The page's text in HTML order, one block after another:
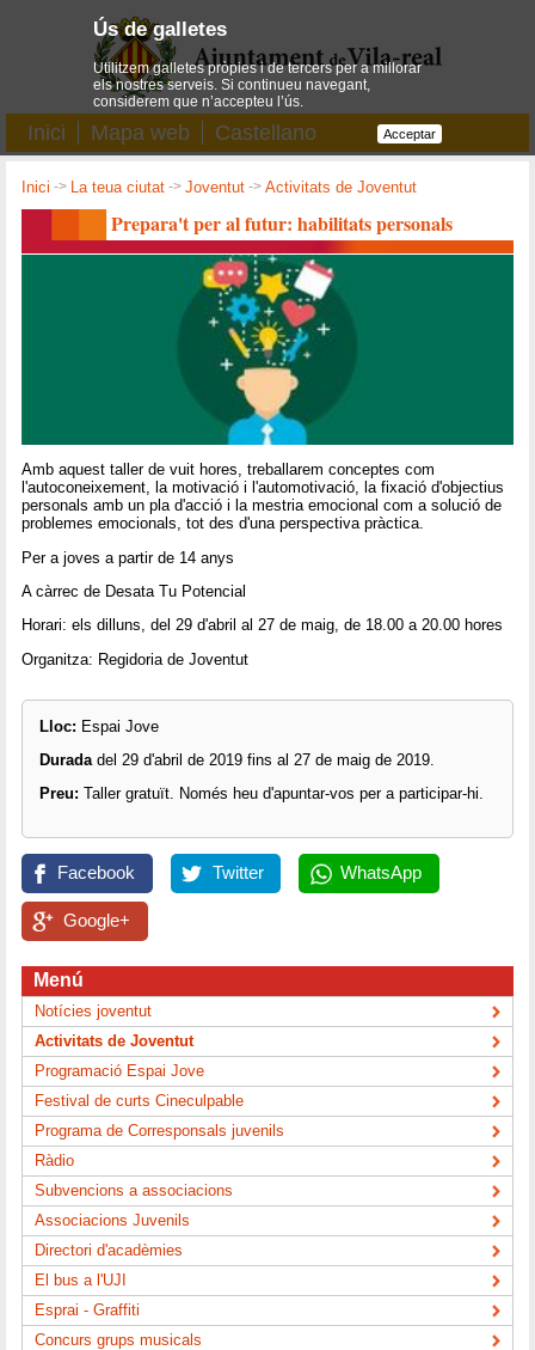
Inici Mapa web Castellano
Inici -> La teua ciutat ->Joventut ->Activitats de Joventut
Prepara't per al futur: habilitats personals
Amb aquest taller de vuit hores, treballarem conceptes com
l'autoconeixement, la motivació i l'automotivació, la fixació d'objectius
personals amb un pla d'acció i la mestria emocional com a solució de
problemes emocionals, tot des d'una perspectiva pràctica.
Per a joves a partir de 14 anys
A càrrec de Desata Tu Potencial
Horari: els dilluns, del 29 d'abril al 27 de maig, de 18.00 a 20.00 hores
Organitza: Regidoria de Joventut
Lloc: Espai Jove
Durada del 29 d'abril de 2019 fins al 27 de maig de 2019.
Preu: Taller gratuït. Només heu d'apuntar-vos per a participar-hi.
Facebook Twitter WhatsApp
Google+
Menú
Notícies joventut
Activitats de Joventut
Programació Espai Jove
Festival de curts Cineculpable
Programa de Corresponsals juvenils
Ràdio
Subvencions a associacions
Associacions Juvenils
Directori d'acadèmies
El bus a l'UJI
Esprai - Graffiti
Concurs grups musicals
Ús de galletes
Utilitzem galletes pròpies i de tercers per a millorar
els nostres serveis. Si continueu navegant,
considerem que n’accepteu l’ús.
Acceptar